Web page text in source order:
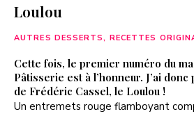
Loulou
AUTRES DESSERTS, RECETTES
Cette fois, le premier numéro du
Pâtisserie est à l’honneur. J’ai
de Frédéric Cassel, le Loulou !
Un entremets rouge flamboyant